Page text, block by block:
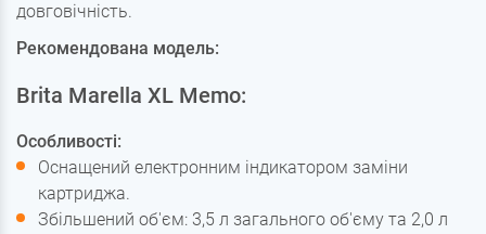
довговічність.
Рекомендована модель:
Brita Marella XL Memo:
Особливості:
Оснащений електронним індикатором заміни
картриджа.
Збільшений об'єм: 3,5 л загального об'єму та 2,0 л